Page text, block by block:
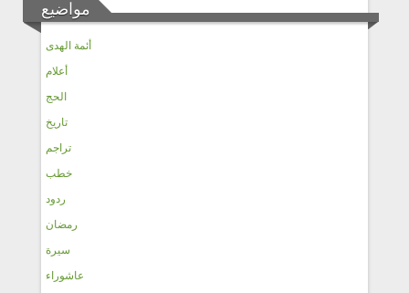
مواضيع
أئمة الهدى
أعلام
الحج
تاريخ
تراجم
خطب
ردود
رمضان
سيرة
عاشوراء